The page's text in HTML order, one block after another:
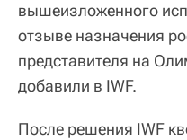
вышеизложенного
отзыве назначения
представителя на
добавили в IWF.
После решения IWF